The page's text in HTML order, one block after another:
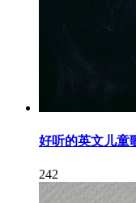
好听的英文儿童
242